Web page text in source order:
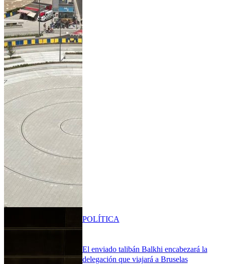
El enviado talibán Balkhi encabezará la
delegación que viajará a Bruselas
POLÍTICA